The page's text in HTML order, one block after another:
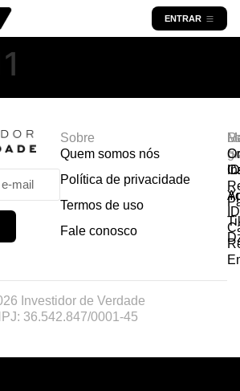
ENTRAR
Sobre
Quem somos nós
Política de privacidade
Termos de uso
Fale conosco
Investidor de Verdade
36.542.847/0001-45